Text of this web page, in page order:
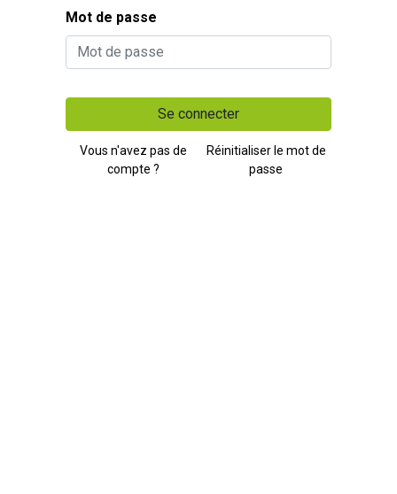
Mot de passe
Se connecter
Vous n'avez pas de
compte ?
Réinitialiser le mot de
passe